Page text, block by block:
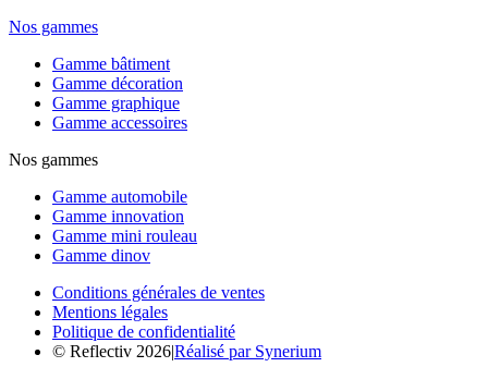
Nos gammes
Gamme bâtiment
Gamme décoration
Gamme graphique
Gamme accessoires
Nos gammes
Gamme automobile
Gamme innovation
Gamme mini rouleau
Gamme dinov
Conditions générales de ventes
Mentions légales
Politique de confidentialité
© Reflectiv 2026|Réalisé par Synerium